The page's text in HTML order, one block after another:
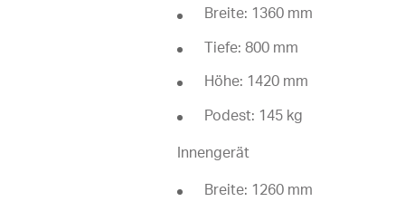
Breite: 1360 mm
Tiefe: 800 mm
Höhe: 1420 mm
Podest: 145 kg
Innengerät
Breite: 1260 mm